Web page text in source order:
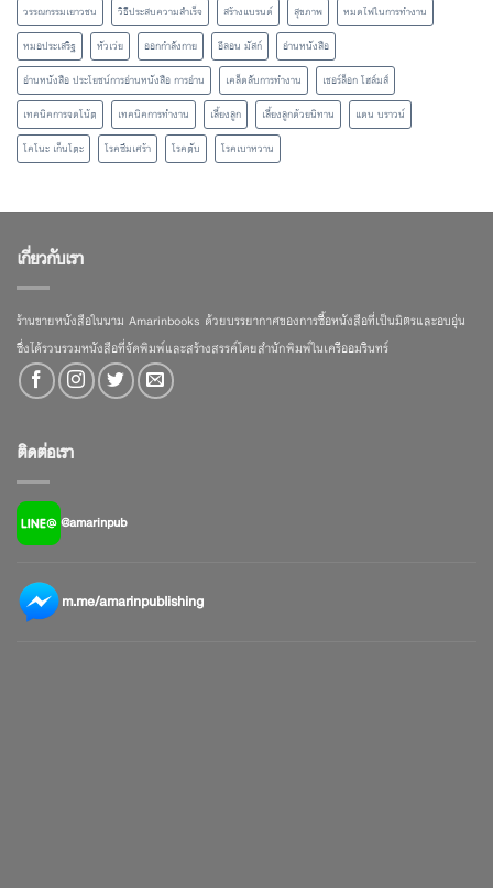
วรรณกรรมเยาวชน
วิธีประสบความสำเร็จ สร้างแบรนด์ สุขภาพ
หมดไฟในการทำงาน
หมอประเสริฐ
หัวเว่ย ออกกำลังกาย อีลอน มัสก์
อ่านหนังสือ
อ่านหนังสือ ประโยชน์การอ่านหนังสือ การอ่าน
เคล็ดลับการทำงาน
เชอร์ล็อก โฮล์มส์
เทคนิคการจดโน้ต
เทคนิคการทำงาน เลี้ยงลูก เลี้ยงลูกด้วยนิทาน
แดน บราวน์
โคโนะ เก็นโตะ
โรคซึมเศร้า โรคตับ โรคเบาหวาน
เกี่ยวกับเรา
ร้านขายหนังสือในนาม Amarinbooks ด้วยบรรยากาศของการซื้อหนังสือที่เป็นมิตรและอบอุ่น
ซึ่งได้รวบรวมหนังสือที่จัดพิมพ์และสร้างสรรค์โดยสำนักพิมพ์ในเครืออมรินทร์
ติดต่อเรา
@amarinpub
m.me/amarinpublishing